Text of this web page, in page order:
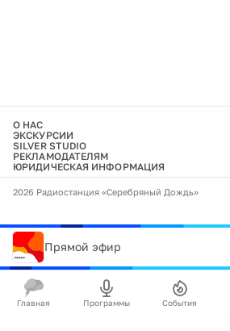
О НАС
ЭКСКУРСИИ
SILVER STUDIO
РЕКЛАМОДАТЕЛЯМ
ЮРИДИЧЕСКАЯ ИНФОРМАЦИЯ
2026 Радиостанция «Серебряный Дождь»
Прямой эфир
Главная Программы События